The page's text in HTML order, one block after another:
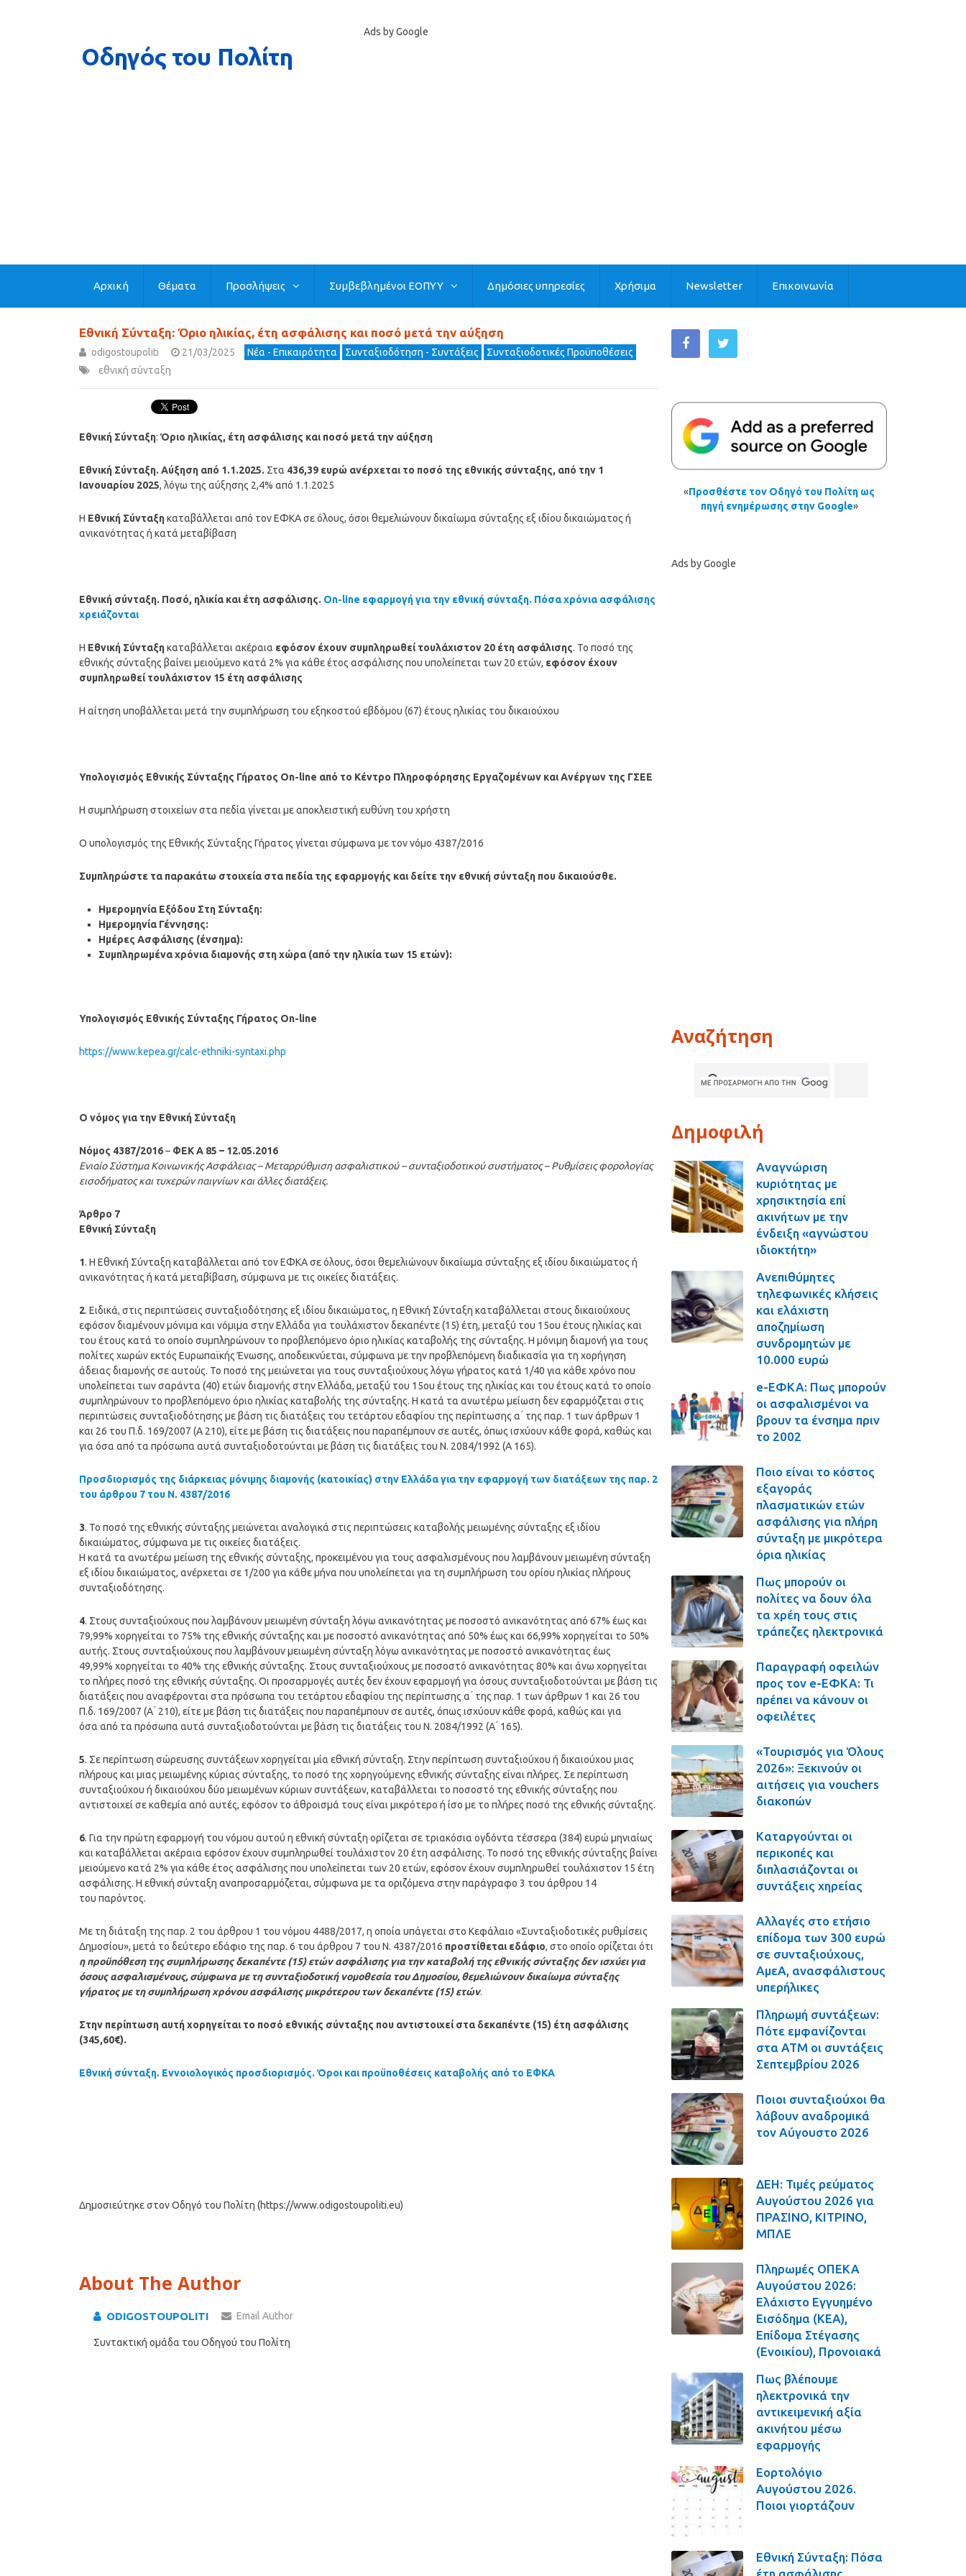
Ads by Google
Αρχική Θέματα Προσλήψεις Συμβεβλημένοι ΕΟΠΥΥ Δημόσιες υπηρεσίες Χρήσιμα Newsletter Επικοινωνία
Εθνική Σύνταξη: Όριο ηλικίας, έτη ασφάλισης και ποσό μετά την αύξηση
odigostoupoliti 21/03/2025 Νέα - Επικαιρότητα Συνταξιοδότηση - Συντάξεις
Συνταξιοδοτικές Προϋποθέσεις
εθνική σύνταξη
Εθνική Σύνταξη: Όριο ηλικίας, έτη ασφάλισης και ποσό μετά την αύξηση
Εθνική Σύνταξη. Αύξηση από 1.1.2025. Στα 436,39 ευρώ ανέρχεται το ποσό της εθνικής σύνταξης, από την 1
Ιανουαρίου 2025, λόγω της αύξησης 2,4% από 1.1.2025
Η Εθνική Σύνταξηκαταβάλλεται από τον ΕΦΚΑ σε όλους, όσοι θεμελιώνουν δικαίωμα σύνταξης εξ ιδίου δικαιώματος ή
ανικανότητας ή κατά μεταβίβαση
Εθνική σύνταξη. Ποσό, ηλικία και έτη ασφάλισης. On-line εφαρμογή για την εθνική σύνταξη. Πόσα χρόνια ασφάλισης
χρειάζονται
Η Εθνική Σύνταξηκαταβάλλεται ακέραια εφόσον έχουν συμπληρωθεί τουλάχιστον 20 έτη ασφάλισης. Το ποσό της
εθνικής σύνταξης βαίνει μειούμενο κατά 2% για κάθε έτος ασφάλισης που υπολείπεται των 20 ετών, εφόσον έχουν
συμπληρωθεί τουλάχιστον 15 έτη ασφάλισης
Η αίτηση υποβάλλεται μετά την συμπλήρωση του εξηκοστού εβδόμου (67) έτους ηλικίας του δικαιούχου
Υπολογισμός Εθνικής Σύνταξης Γήρατος On-line από το Κέντρο Πληροφόρησης Εργαζομένων και Ανέργων της ΓΣΕΕ
Η συμπλήρωση στοιχείων στα πεδία γίνεται με αποκλειστική ευθύνη του χρήστη
Ο υπολογισμός της Εθνικής Σύνταξης Γήρατος γίνεται σύμφωνα με τον νόμο 4387/2016
Συμπληρώστε τα παρακάτω στοιχεία στα πεδία της εφαρμογής και δείτε την εθνική σύνταξη που δικαιούσθε.
Ημερομηνία Εξόδου Στη Σύνταξη:
Ημερομηνία Γέννησης:
Ημέρες Ασφάλισης (ένσημα):
Συμπληρωμένα χρόνια διαμονής στη χώρα (από την ηλικία των 15 ετών):
Υπολογισμός Εθνικής Σύνταξης Γήρατος On-line
https://www.kepea.gr/calc-ethniki-syntaxi.php
Ο νόμος για την Εθνική Σύνταξη
Νόμος 4387/2016– ΦΕΚ A 85 – 12.05.2016
Ενιαίο Σύστημα Κοινωνικής Ασφάλειας – Μεταρρύθμιση ασφαλιστικού – συνταξιοδοτικού συστήματος – Ρυθμίσεις φορολογίας
εισοδήματος και τυχερών παιγνίων και άλλες διατάξεις.
Άρθρο 7
Εθνική Σύνταξη
1. Η Εθνική Σύνταξη καταβάλλεται από τον ΕΦΚΑ σε όλους, όσοι θεμελιώνουν δικαίωμα σύνταξης εξ ιδίου δικαιώματος ή
ανικανότητας ή κατά μεταβίβαση, σύμφωνα με τις οικείες διατάξεις.
2. Ειδικά, στις περιπτώσεις συνταξιοδότησης εξ ιδίου δικαιώματος, η Εθνική Σύνταξη καταβάλλεται στους δικαιούχους
εφόσον διαμένουν μόνιμα και νόμιμα στην Ελλάδα για τουλάχιστον δεκαπέντε (15) έτη, μεταξύ του 15ου έτους ηλικίας και
του έτους κατά το οποίο συμπληρώνουν το προβλεπόμενο όριο ηλικίας καταβολής της σύνταξης. Η μόνιμη διαμονή για τους
πολίτες χωρών εκτός Ευρωπαϊκής Ένωσης, αποδεικνύεται, σύμφωνα με την προβλεπόμενη διαδικασία για τη χορήγηση
άδειας διαμονής σε αυτούς. Το ποσό της μειώνεται για τους συνταξιούχους λόγω γήρατος κατά 1/40 για κάθε χρόνο που
υπολείπεται των σαράντα (40) ετών διαμονής στην Ελλάδα, μεταξύ του 15ου έτους της ηλικίας και του έτους κατά το οποίο
συμπληρώνουν το προβλεπόμενο όριο ηλικίας καταβολής της σύνταξης. Η κατά τα ανωτέρω μείωση δεν εφαρμόζεται στις
περιπτώσεις συνταξιοδότησης με βάση τις διατάξεις του τετάρτου εδαφίου της περίπτωσης α ́ της παρ. 1 των άρθρων 1
και 26 του Π.δ. 169/2007 (Α 210), είτε με βάση τις διατάξεις που παραπέμπουν σε αυτές, όπως ισχύουν κάθε φορά, καθώς και
για όσα από τα πρόσωπα αυτά συνταξιοδοτούνται με βάση τις διατάξεις του Ν. 2084/1992 (Α 165).
Προσδιορισμός της διάρκειας μόνιμης διαμονής (κατοικίας) στην Ελλάδα για την εφαρμογή των διατάξεων της παρ. 2
του άρθρου 7 του Ν. 4387/2016
3. Το ποσό της εθνικής σύνταξης μειώνεται αναλογικά στις περιπτώσεις καταβολής μειωμένης σύνταξης εξ ιδίου
δικαιώματος, σύμφωνα με τις οικείες διατάξεις.
Η κατά τα ανωτέρω μείωση της εθνικής σύνταξης, προκειμένου για τους ασφαλισμένους που λαμβάνουν μειωμένη σύνταξη
εξ ιδίου δικαιώματος, ανέρχεται σε 1/200 για κάθε μήνα που υπολείπεται για τη συμπλήρωση του ορίου ηλικίας πλήρους
συνταξιοδότησης.
4. Στους συνταξιούχους που λαμβάνουν μειωμένη σύνταξη λόγω ανικανότητας με ποσοστό ανικανότητας από 67% έως και
79,99% χορηγείται το 75% της εθνικής σύνταξης και με ποσοστό ανικανότητας από 50% έως και 66,99% χορηγείται το 50%
αυτής. Στους συνταξιούχους που λαμβάνουν μειωμένη σύνταξη λόγω ανικανότητας με ποσοστό ανικανότητας έως
49,99% χορηγείται το 40% της εθνικής σύνταξης. Στους συνταξιούχους με ποσοστό ανικανότητας 80% και άνω χορηγείται
το πλήρες ποσό της εθνικής σύνταξης. Οι προσαρμογές αυτές δεν έχουν εφαρμογή για όσους συνταξιοδοτούνται με βάση τις
διατάξεις που αναφέρονται στα πρόσωπα του τετάρτου εδαφίου της περίπτωσης α ́ της παρ. 1 των άρθρων 1 και 26 του
Π.δ. 169/2007 (Α ́ 210), είτε με βάση τις διατάξεις που παραπέμπουν σε αυτές, όπως ισχύουν κάθε φορά, καθώς και για
όσα από τα πρόσωπα αυτά συνταξιοδοτούνται με βάση τις διατάξεις του Ν. 2084/1992 (Α ́ 165).
5. Σε περίπτωση σώρευσης συντάξεων χορηγείται μία εθνική σύνταξη. Στην περίπτωση συνταξιούχου ή δικαιούχου μιας
πλήρους και μιας μειωμένης κύριας σύνταξης, το ποσό της χορηγούμενης εθνικής σύνταξης είναι πλήρες. Σε περίπτωση
συνταξιούχου ή δικαιούχου δύο μειωμένων κύριων συντάξεων, καταβάλλεται το ποσοστό της εθνικής σύνταξης που
αντιστοιχεί σε καθεμία από αυτές, εφόσον το άθροισμά τους είναι μικρότερο ή ίσο με το πλήρες ποσό της εθνικής σύνταξης.
6. Για την πρώτη εφαρμογή του νόμου αυτού η εθνική σύνταξη ορίζεται σε τριακόσια ογδόντα τέσσερα (384) ευρώ μηνιαίως
και καταβάλλεται ακέραια εφόσον έχουν συμπληρωθεί τουλάχιστον 20 έτη ασφάλισης. Το ποσό της εθνικής σύνταξης βαίνει
μειούμενο κατά 2% για κάθε έτος ασφάλισης που υπολείπεται των 20 ετών, εφόσον έχουν συμπληρωθεί τουλάχιστον 15 έτη
ασφάλισης. Η εθνική σύνταξη αναπροσαρμόζεται, σύμφωνα με τα οριζόμενα στην παράγραφο 3 του άρθρου 14
του παρόντος.
Με τη διάταξη της παρ. 2 του άρθρου 1 του νόμου 4488/2017, η οποία υπάγεται στο Κεφάλαιο «Συνταξιοδοτικές ρυθμίσεις
Δημοσίου», μετά το δεύτερο εδάφιο της παρ. 6 του άρθρου 7 του Ν. 4387/2016 προστίθεται εδάφιο, στο οποίο ορίζεται ότι
η προϋπόθεση της συμπλήρωσης δεκαπέντε (15) ετών ασφάλισης για την καταβολή της εθνικής σύνταξης δεν ισχύει για
όσους ασφαλισμένους, σύμφωνα με τη συνταξιοδοτική νομοθεσία του Δημοσίου, θεμελιώνουν δικαίωμα σύνταξης
γήρατος με τη συμπλήρωση χρόνου ασφάλισης μικρότερου των δεκαπέντε (15) ετών.
Στην περίπτωση αυτή χορηγείται το ποσό εθνικής σύνταξης που αντιστοιχεί στα δεκαπέντε (15) έτη ασφάλισης
(345,60€).
Εθνική σύνταξη. Εννοιολογικός προσδιορισμός. Όροι και προϋποθέσεις καταβολής από το ΕΦΚΑ
Δημοσιεύτηκε στον Οδηγό του Πολίτη (https://www.odigostoupoliti.eu)
About The Author
ODIGOSTOUPOLITI Email Author
Συντακτική ομάδα του Οδηγού του Πολίτη
«Προσθέστε τον Οδηγό του Πολίτη ως
πηγή ενημέρωσης στην Google»
Ads by Google
Αναζήτηση
Δημοφιλή
Αναγνώριση
κυριότητας με
χρησικτησία επί
ακινήτων με την
ένδειξη «αγνώστου
ιδιοκτήτη»
Ανεπιθύμητες
τηλεφωνικές κλήσεις
και ελάχιστη
αποζημίωση
συνδρομητών με
10.000 ευρώ
e-ΕΦΚΑ: Πως μπορούν
οι ασφαλισμένοι να
βρουν τα ένσημα πριν
το 2002
Ποιο είναι το κόστος
εξαγοράς
πλασματικών ετών
ασφάλισης για πλήρη
σύνταξη με μικρότερα
όρια ηλικίας
Πως μπορούν οι
πολίτες να δουν όλα
τα χρέη τους στις
τράπεζες ηλεκτρονικά
Παραγραφή οφειλών
προς τον e-ΕΦΚΑ: Τι
πρέπει να κάνουν οι
οφειλέτες
«Τουρισμός για Όλους
2026»: Ξεκινούν οι
αιτήσεις για vouchers
διακοπών
Καταργούνται οι
περικοπές και
διπλασιάζονται οι
συντάξεις χηρείας
Αλλαγές στο ετήσιο
επίδομα των 300 ευρώ
σε συνταξιούχους,
ΑμεΑ, ανασφάλιστους
υπερήλικες
Πληρωμή συντάξεων:
Πότε εμφανίζονται
στα ΑΤΜ οι συντάξεις
Σεπτεμβρίου 2026
Ποιοι συνταξιούχοι θα
λάβουν αναδρομικά
τον Αύγουστο 2026
ΔΕΗ: Τιμές ρεύματος
Αυγούστου 2026 για
ΠΡΑΣΙΝΟ, ΚΙΤΡΙΝΟ,
ΜΠΛΕ
Πληρωμές ΟΠΕΚΑ
Αυγούστου 2026:
Ελάχιστο Εγγυημένο
Εισόδημα (ΚΕΑ),
Επίδομα Στέγασης
(Ενοικίου), Προνοιακά
Πως βλέπουμε
ηλεκτρονικά την
αντικειμενική αξία
ακινήτου μέσω
εφαρμογής
Εορτολόγιο
Αυγούστου 2026.
Ποιοι γιορτάζουν
Εθνική Σύνταξη: Πόσα